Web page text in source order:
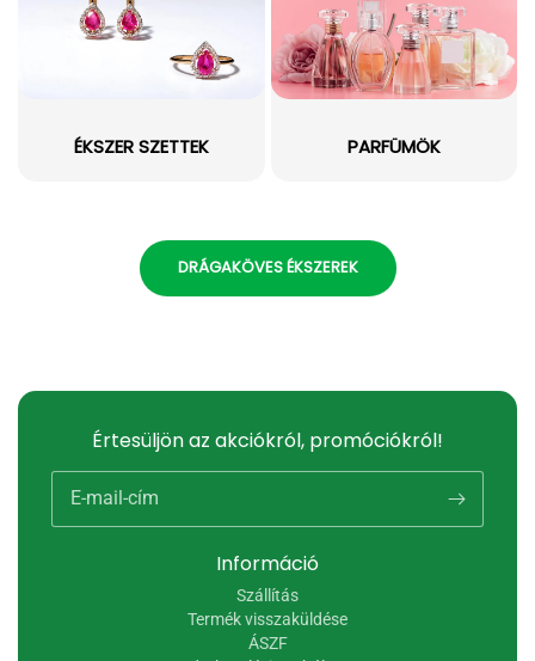
ÉKSZER SZETTEK PARFÜMÖK
DRÁGAKÖVES ÉKSZEREK
Információ
Szállítás
Termék visszaküldése
ÁSZF
Értesüljön az akciókról, promóciókról!
E-mail-cím